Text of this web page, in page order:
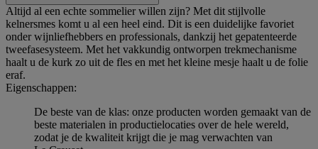
Altijd al een echte sommelier willen zijn? Met dit stijlvolle
kelnersmes komt u al een heel eind. Dit is een duidelijke favoriet
onder wijnliefhebbers en professionals, dankzij het gepatenteerde
tweefasesysteem. Met het vakkundig ontworpen trekmechanisme
haalt u de kurk zo uit de fles en met het kleine mesje haalt u de folie
eraf.
Eigenschappen:
De beste van de klas: onze producten worden gemaakt van de
beste materialen in productielocaties over de hele wereld,
zodat je de kwaliteit krijgt die je mag verwachten van